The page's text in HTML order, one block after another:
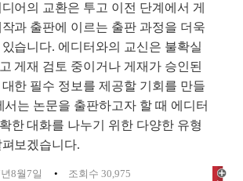
어의 교환은 투고 이전 단계에서 게
과 출판에 이르는 출판 과정을 더욱
습니다. 에디터와의 교신은 불확실
게재 검토 중이거나 게재가 승인된
한 필수 정보를 제공할 기회를 만들
서는 논문을 출판하고자 할 때 에디터
한 대화를 나누기 위한 다양한 유형
보겠습니다.
8월7일 조회수 30,975